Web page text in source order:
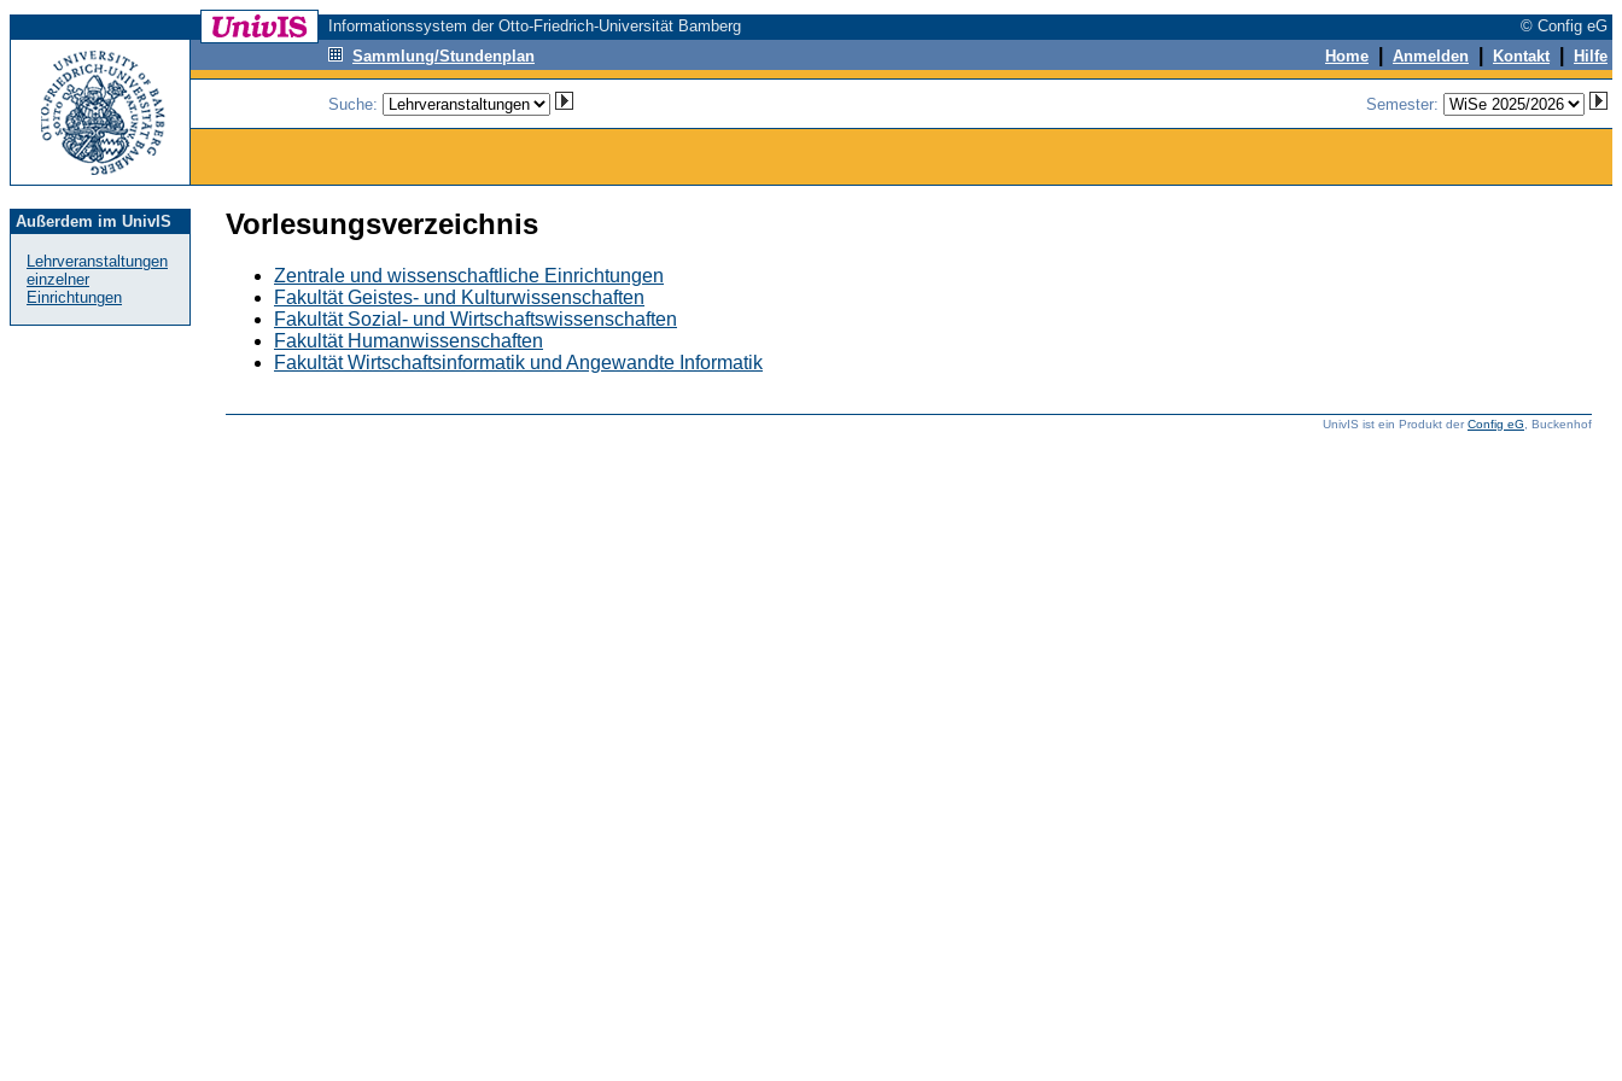
Informationssystem der Otto-Friedrich-Universität Bamberg
© Config eG
Sammlung/Stundenplan
Home Anmelden Kontakt Hilfe
Suche: Semester:
Außerdem im UnivIS
Lehrveranstaltungen
einzelner
Einrichtungen
Vorlesungsverzeichnis
Zentrale und wissenschaftliche Einrichtungen
Fakultät Geistes- und Kulturwissenschaften
Fakultät Sozial- und Wirtschaftswissenschaften
Fakultät Humanwissenschaften
Fakultät Wirtschaftsinformatik und Angewandte Informatik
UnivIS ist ein Produkt derConfig eG , Buckenhof